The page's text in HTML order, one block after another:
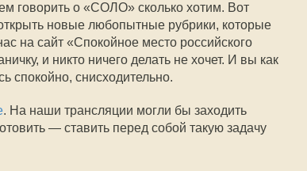
говорить о «СОЛО» сколько хотим. Вот
новые любопытные рубрики, которые
на сайт «Спокойное место российского
и никто ничего делать не хочет. И вы как
спокойно, снисходительно.
. На наши трансляции могли бы заходить
— ставить перед собой такую задачу